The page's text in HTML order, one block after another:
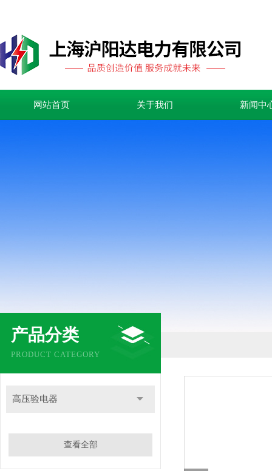
网站首页 关于我们 新闻中
产品分类
PRODUCT CATEGORY
高压验电器
查看全部